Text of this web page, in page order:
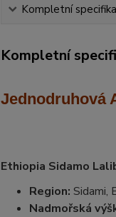
Kompletní
Kompletní
Jednodruhová
Ethiopia Sidamo
Region: Sidami,
Nadmořská